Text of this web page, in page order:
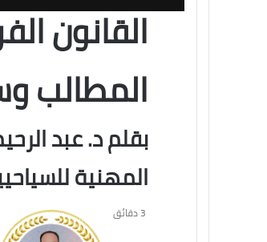
القانون
المطالب
بقلم د. عبد
المهنية